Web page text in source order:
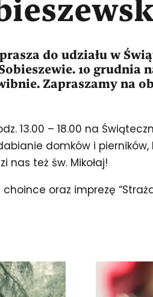
do udziału w
10 grudnia
Zapraszamy na
13.00 – 18.00 na
domków i pierników,
nas też św. Mikołaj!
oraz imprezę